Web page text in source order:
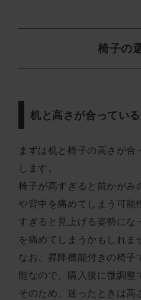
椅子の
机と高さが合ってい
まずは机と椅子の高さが
します。
椅子が高すぎると前かがみ
や背中を痛めてしまう可能
すぎると見上げる姿勢にな
を痛めてしまうかもしれま
なお、昇降機能付きの椅子
能なので、購入後に微調整
そのため、迷ったときは